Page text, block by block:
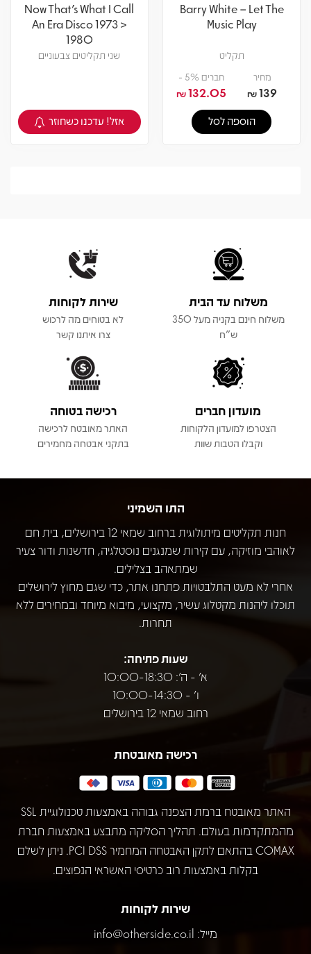
Barry White – Let The
Music Play
תקליט
מחיר
139
₪
חברים 5% -
132.05
₪
הוספה לסל
Now That's What I Call
An Era Disco 1973 >
1980
שני תקליטים צבעוניים
צפיה במוצר
אזל! עדכנו כשחוזר
משלוח עד הבית
משלוח חינם בקניה מעל 350
ש"ח
שירות לקוחות
לא בטוחים מה לרכוש
צרו איתנו קשר
מועדון חברים
הצטרפו למועדון הלקוחות
וקבלו הטבות שוות
רכישה בטוחה
האתר מאובטח לרכישה
בתקני אבטחה מחמירים
התו השמיני
חנות תקליטים מיתולוגית ברחוב שמאי 12 בירושלים, בית חם
לאוהבי מוזיקה, עם קירות שמנגנים נוסטלגיה, חדשנות ודור צעיר
שמתאהב בצלילים.
אחרי לא מעט התלבטויות פתחנו אתר, כדי שגם מחוץ לירושלים
תוכלו ליהנות מקטלוג עשיר, מקצועי, מיבוא מיוחד ובמחירים ללא
תחרות.
שעות פתיחה:
א' - ה': 10:00-18:30
ו' - 10:00-14:30
רחוב שמאי 12 בירושלים
רכישה מאובטחת
האתר מאובטח ברמת הצפנה גבוהה באמצעות טכנולוגיית SSL
מהמתקדמות בעולם. תהליך הסליקה מתבצע באמצעות חברת
COMAX בהתאם לתקן האבטחה המחמיר PCI DSS. ניתן לשלם
בקלות באמצעות רוב כרטיסי האשראי הנפוצים.
שירות לקוחות
מייל: info@otherside.co.il